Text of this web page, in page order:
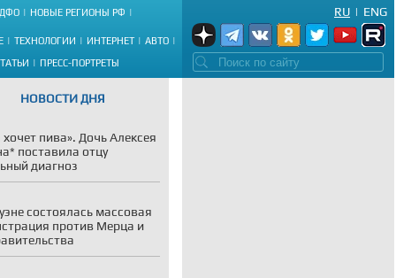
ДФО НОВЫЕ РЕГИОНЫ РФ
ТЕХНОЛОГИИ ИНТЕРНЕТ АВТО
ПРЕСС-ПОРТРЕТЫ
ENG
|
RU
НОВОСТИ ДНЯ
пива». Дочь Алексея
поставила отцу
диагноз
состоялась массовая
против Мерца и